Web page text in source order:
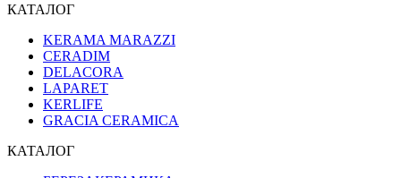
КАТАЛОГ
KERAMA MARAZZI
CERADIM
DELACORA
LAPARET
KERLIFE
GRACIA CERAMICA
КАТАЛОГ